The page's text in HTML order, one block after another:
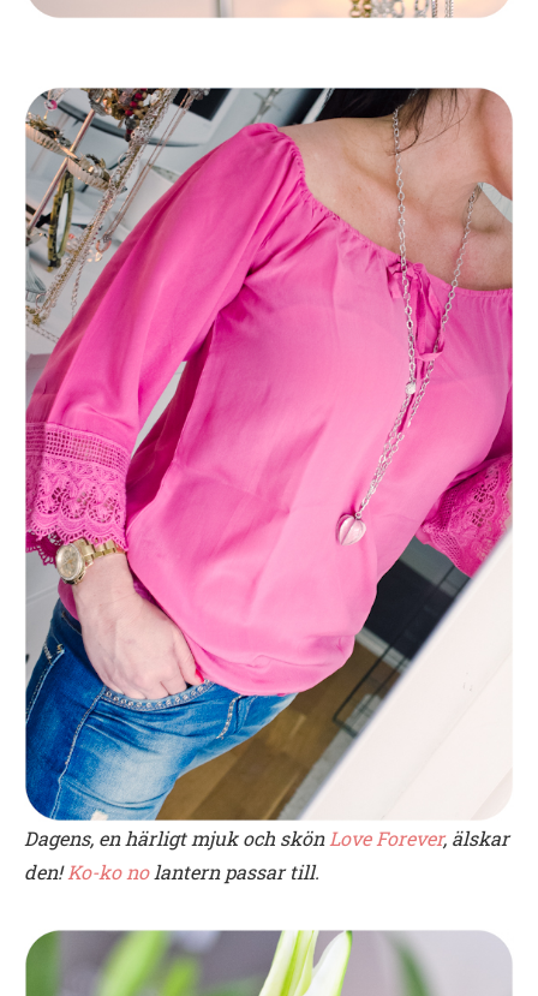
Dagens, en härligt mjuk och skön Love Forever, älskar
den!Ko-ko nolantern passar till.